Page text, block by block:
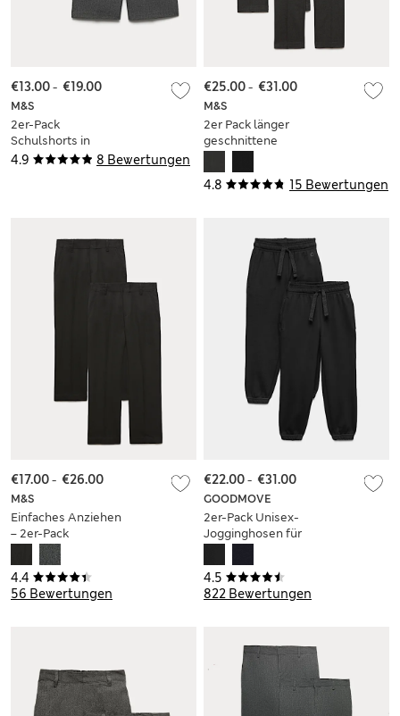
4.9 8 Bewertungen
M&S
2er-Pack
Schulshorts in
Übergröße für
€13.00- €19.00
4.8 15 Bewertungen
M&S
2er Pack länger
geschnittene
schmalem Bein für
Jungen (9–18 Jahre)
€25.00- €31.00
4.4
56 Bewertungen
M&S
Einfaches Anziehen
– 2er-Pack
Schulhosen für
Jungen (3–18 Jahre)
€17.00- €26.00
4.5
822 Bewertungen
GOODMOVE
2er-Pack Unisex-
Jogginghosen für
Jahre)
€22.00- €31.00